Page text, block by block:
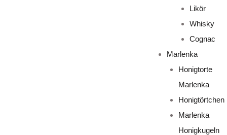
Likör
Whisky
Cognac
Marlenka
Honigtorte
Marlenka
Honigtörtchen
Marlenka
Honigkugeln